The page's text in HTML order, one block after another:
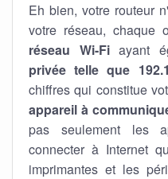
Eh bien, votre routeur
votre réseau, chaque
réseau Wi-Fiayant
privée telle que
chiffres qui constitue
appareil à
pas seulement les
connecter à Internet
imprimantes et les